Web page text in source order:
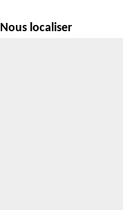
Nous localiser